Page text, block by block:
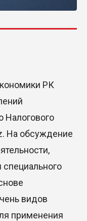
РК
Налогового
На обсуждение
видов
применения